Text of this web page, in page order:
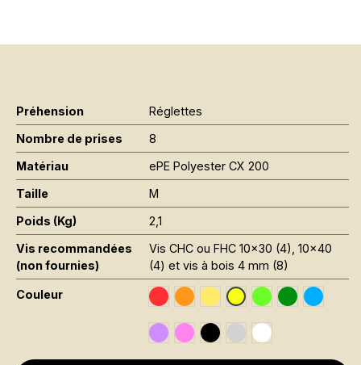
Préhension
Réglettes
Nombre de prises
8
Matériau
ePE Polyester CX 200
Taille
M
Poids (Kg)
2,1
Vis recommandées
(non fournies)
Vis CHC ou FHC 10x30 (4), 10x40
(4) et vis à bois 4 mm (8)
Couleur Traffic Red RAL 3020
Orange Fluo RAL 2005
Jaune Pantone 116C
Jaune Fluo RAL 1026
Vert FluoLeaf Green
Sky
Signal Violet RAL 4008
Rose Fluo Pantone 806C
Black RAL 9005
Gris RAL 7001
Traffic White RAL